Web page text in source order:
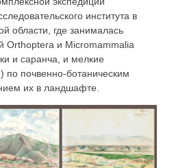
института в
области, где занималась
Orthoptera и Micromammalia
и саранча, и мелкие
почвенно-ботаническим
их в ландшафте.